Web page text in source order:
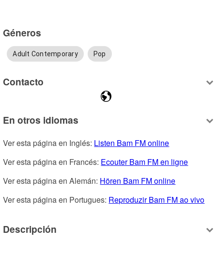
Géneros
Adult Contemporary Pop
Contacto
En otros idiomas
Ver esta página en Inglés: Listen Bam FM online
Ver esta página en Francés: Ecouter Bam FM en ligne
Ver esta página en Alemán: Hören Bam FM online
Ver esta página en Portugues: Reproduzir Bam FM ao vivo
Descripción